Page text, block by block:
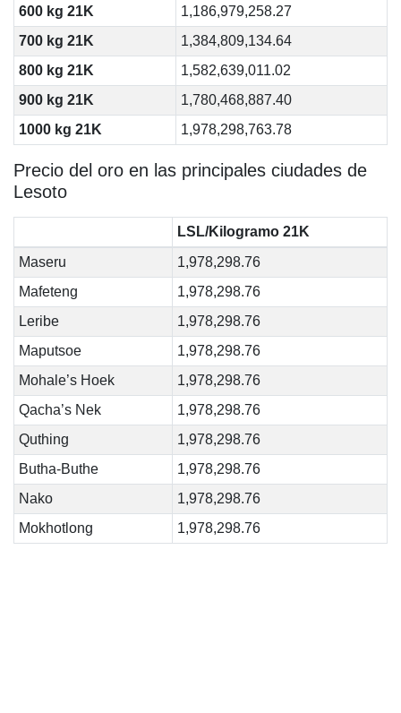
600 kg 21K
1,186,979,258.27
700 kg 21K
1,384,809,134.64
800 kg 21K
1,582,639,011.02
900 kg 21K
1,780,468,887.40
1000 kg 21K
1,978,298,763.78
Precio del oro en las principales ciudades de
Lesoto
LSL/Kilogramo 21K
Maseru
1,978,298.76
Mafeteng
1,978,298.76
Leribe
1,978,298.76
Maputsoe
1,978,298.76
Mohale’s Hoek
1,978,298.76
Qacha’s Nek
1,978,298.76
Quthing
1,978,298.76
Butha-Buthe
1,978,298.76
Nako
1,978,298.76
Mokhotlong
1,978,298.76